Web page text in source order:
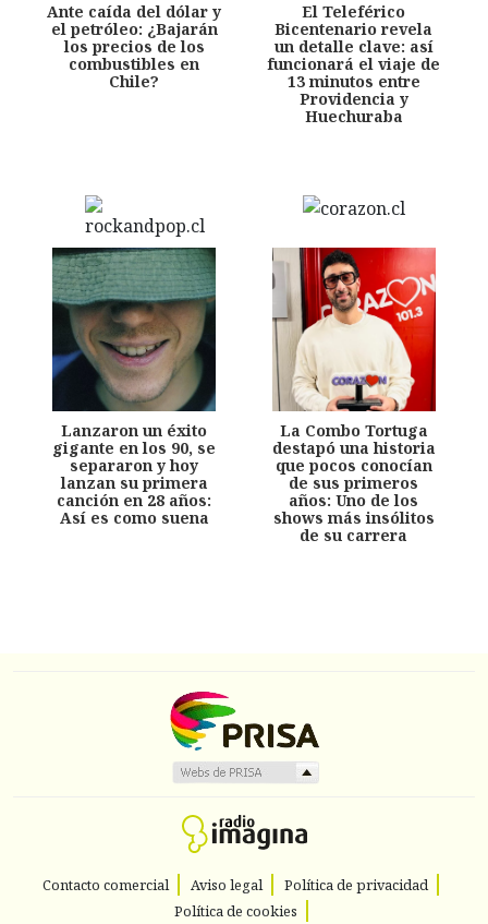
Ante caída del dólar y
el petróleo: ¿Bajarán
los precios de los
combustibles en
Chile?
El Teleférico
Bicentenario revela
un detalle clave: así
funcionará el viaje de
13 minutos entre
Providencia y
Huechuraba
Lanzaron un éxito
gigante en los 90, se
separaron y hoy
lanzan su primera
canción en 28 años:
Así es como suena
La Combo Tortuga
destapó una historia
que pocos conocían
de sus primeros
años: Uno de los
shows más insólitos
de su carrera
Contacto comercial Aviso legal
Política de privacidad
Política de cookies